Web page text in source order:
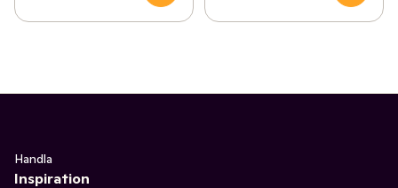
Handla
Inspiration